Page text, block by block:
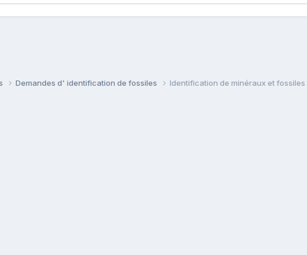
Demandes d' identification de fossiles Identification de minéraux et fossiles